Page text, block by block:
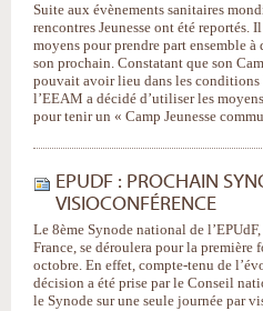
Suite aux évènements sanitaires
rencontres Jeunesse ont été
moyens pour prendre part ensemble
son prochain. Constatant que son
pouvait avoir lieu dans les conditions
l’EEAM a décidé d’utiliser les
pour tenir un « Camp Jeunesse
EPUDF : PROCHAIN
VISIOCONFÉRENCE
Le 8ème Synode national de
France, se déroulera pour la
octobre. En effet, compte-tenu de
décision a été prise par le Conseil
le Synode sur une seule journée par